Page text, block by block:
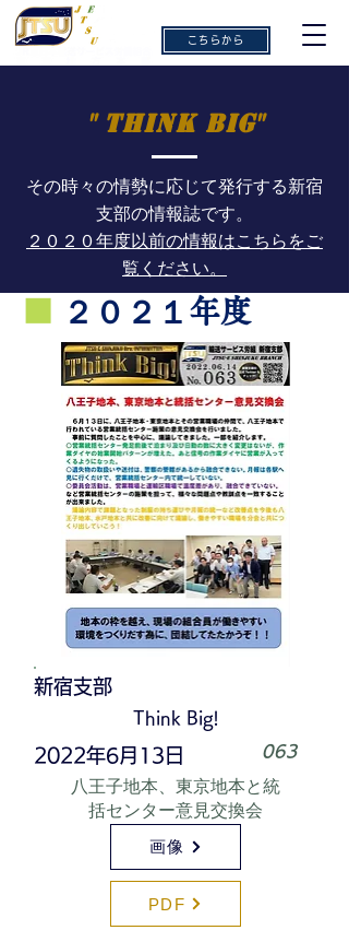
こちらから
" Think big"
その時々の情勢に応じて発行する新宿
支部の情報誌です。
２０２０年度以前の情報はこちらをご
覧ください。
２０２１年度
新宿支部
Think Big!
2022年6月13日 063
八王子地本、東京地本と統
括センター意見交換会
画像
PDF